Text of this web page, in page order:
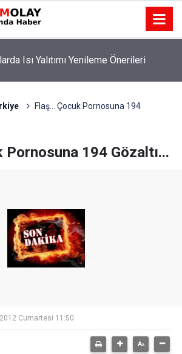
Isı Yalıtımı Yenileme Önerileri
Flaş... Çocuk Pornosuna 194
Pornosuna 194 Gözaltı...
Cumartesi 11:50